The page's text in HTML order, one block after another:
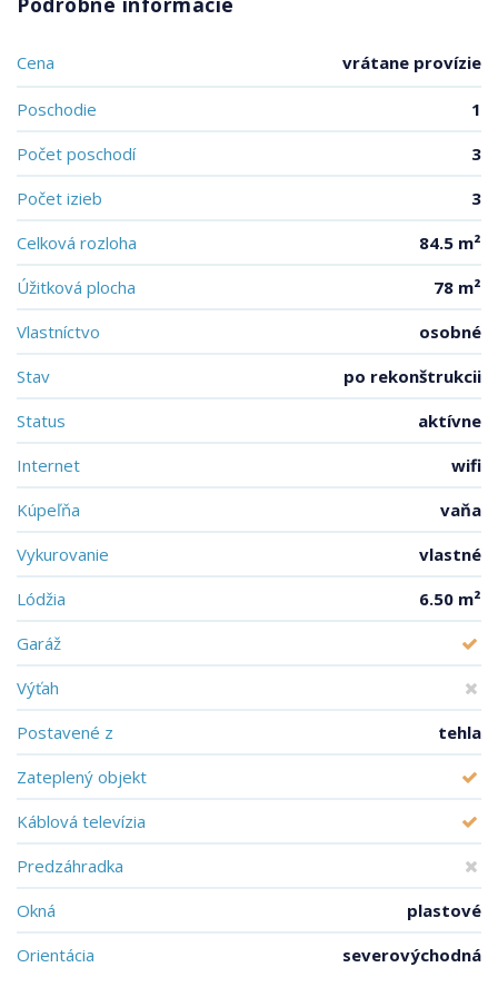
Cena vrátane provízie
Poschodie
1
Počet poschodí
3
Počet izieb
3
Celková rozloha
84.5 m²
Úžitková plocha
78 m²
Vlastníctvo
osobné
Stav
po rekonštrukcii
Status
aktívne
Internet
wifi
Kúpeľňa
vaňa
Vykurovanie
vlastné
Lódžia
6.50 m²
Garáž
Výťah
Postavené z
tehla
Zateplený objekt
Káblová televízia
Predzáhradka
Okná
plastové
Orientácia
severovýchodná